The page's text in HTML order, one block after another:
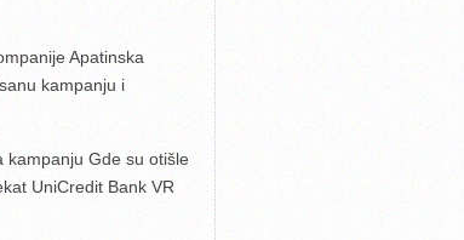
Apatinska
kampanju i
kampanju Gde su otišle
UniCredit Bank VR